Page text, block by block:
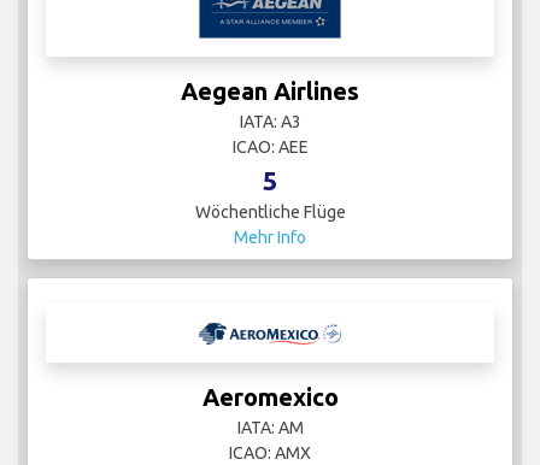
Aegean Airlines
IATA: A3
ICAO: AEE
5
Wöchentliche Flüge
Mehr Info
Aeromexico
IATA: AM
ICAO: AMX